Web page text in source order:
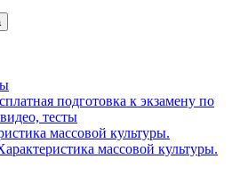
подготовка к экзамену по
тесты
массовой культуры.
массовой культуры.